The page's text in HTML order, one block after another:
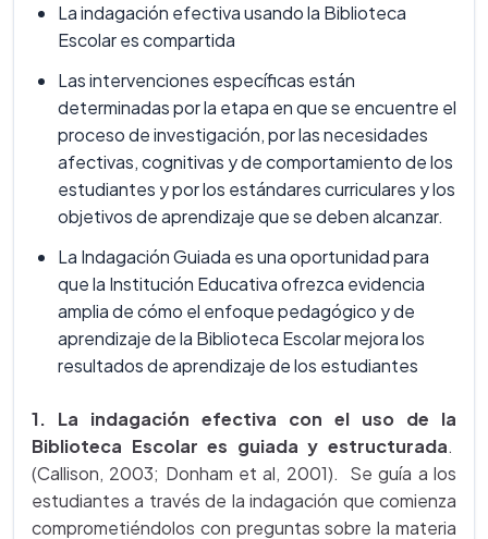
La indagación efectiva usando la Biblioteca
Escolar es compartida
Las intervenciones específicas están
determinadas por la etapa en que se encuentre el
proceso de investigación, por las necesidades
afectivas, cognitivas y de comportamiento de los
estudiantes y por los estándares curriculares y los
objetivos de aprendizaje que se deben alcanzar.
La Indagación Guiada es una oportunidad para
que la Institución Educativa ofrezca evidencia
amplia de cómo el enfoque pedagógico y de
aprendizaje de la Biblioteca Escolar mejora los
resultados de aprendizaje de los estudiantes
1. La indagación efectiva con el uso de la
Biblioteca Escolar es guiada y estructurada.
(Callison, 2003; Donham et al, 2001). Se guía a los
estudiantes a través de la indagación que comienza
comprometiéndolos con preguntas sobre la materia